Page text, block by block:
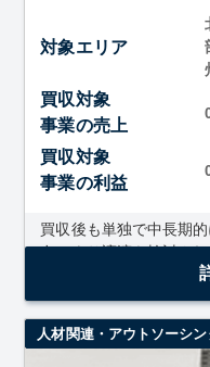
対象エリア
買収対象
事業の売上
買収対象
事業の利益
買収後も単独で中長期
在により譲渡を検討さ
送事業と相乗効果が得
人材関連・アウトソーシン